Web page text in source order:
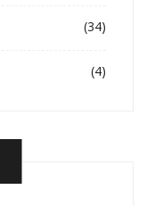
(34)
(4)